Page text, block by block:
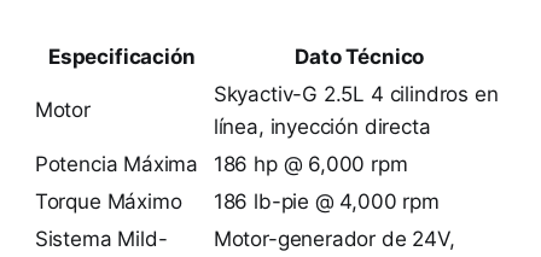
Especificación Dato Técnico
Motor
Skyactiv-G 2.5L 4 cilindros en
línea, inyección directa
Potencia Máxima
186 hp @ 6,000 rpm
Torque Máximo
186 lb-pie @ 4,000 rpm
Sistema Mild-
Motor-generador de 24V,